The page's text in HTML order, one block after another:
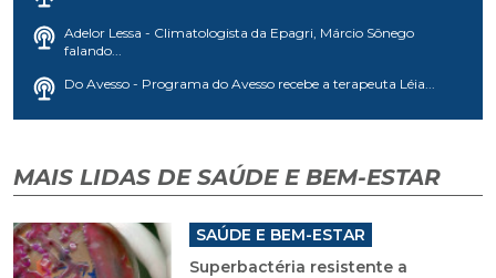
Adelor Lessa - Climatologista da Epagri, Márcio Sônego
falando...
Do Avesso - Programa do Avesso recebe a terapeuta Léia...
MAIS LIDAS DE SAÚDE E BEM-ESTAR
SAÚDE E BEM-ESTAR
Superbactéria resistente a